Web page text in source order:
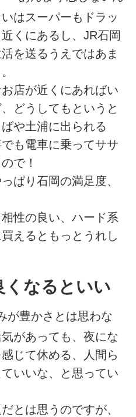
はスーパーもドラッ
くにあるし、JR石岡
を送るうえではあま
店が近くにあればい
どうしてもというと
や土浦に出られる
も電車に乗ってササ
で！
ぱり石岡の満足度、
性の良い、ハード系
えるともっとうれし
くなるといい
が豊かさとは思わな
があっても、夜にな
じて休める、人間ら
いいな、と思ってい
とは思うのですが、